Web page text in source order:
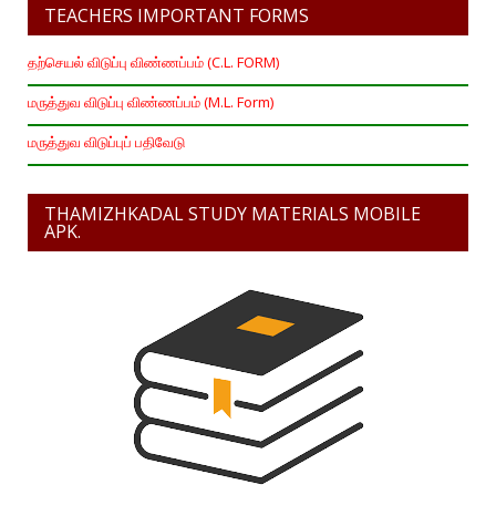
TEACHERS IMPORTANT FORMS
தற்செயல் விடுப்பு விண்ணப்பம் (C.L. FORM)
மருத்துவ விடுப்பு விண்ணப்பம் (M.L. Form)
மருத்துவ விடுப்புப் பதிவேடு
THAMIZHKADAL STUDY MATERIALS MOBILE
APK.